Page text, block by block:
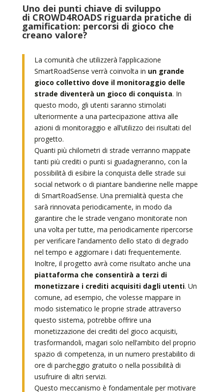
Uno dei punti chiave di sviluppo
di CROWD4ROADS riguarda pratiche di
gamification: percorsi di gioco che
creano valore?
La comunità che utilizzerà l’applicazione
SmartRoadSense verrà coinvolta in un grande
gioco collettivo dove il monitoraggio delle
strade diventerà un gioco di conquista. In
questo modo, gli utenti saranno stimolati
ulteriormente a una partecipazione attiva alle
azioni di monitoraggio e all’utilizzo dei risultati del
progetto.
Quanti più chilometri di strade verranno mappate
tanti più crediti o punti si guadagneranno, con la
possibilità di esibire la conquista delle strade sui
social network o di piantare bandierine nelle mappe
di SmartRoadSense. Una premialità questa che
sarà rinnovata periodicamente, in modo da
garantire che le strade vengano monitorate non
una volta per tutte, ma periodicamente ripercorse
per verificare l’andamento dello stato di degrado
nel tempo e aggiornare i dati frequentemente.
Inoltre, il progetto avrà come risultato anche una
piattaforma che consentirà a terzi di
monetizzare i crediti acquisiti dagli utenti. Un
comune, ad esempio, che volesse mappare in
modo sistematico le proprie strade attraverso
questo sistema, potrebbe offrire una
monetizzazione dei crediti del gioco acquisiti,
trasformandoli, magari solo nell’ambito del proprio
spazio di competenza, in un numero prestabilito di
ore di parcheggio gratuito o nella possibilità di
usufruire di altri servizi.
Questo meccanismo è fondamentale per motivare